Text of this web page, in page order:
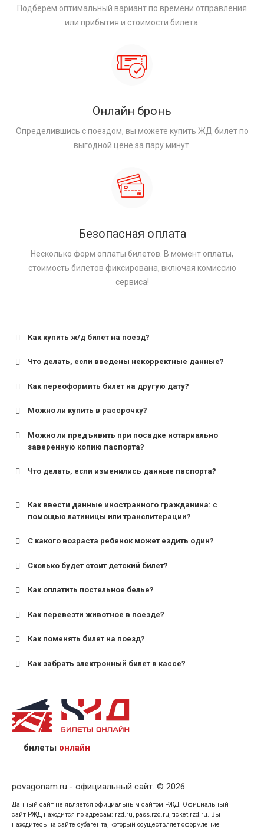
Подберём оптимальный вариант по времени отправления
или прибытия и стоимости билета.
Онлайн бронь
Определившись с поездом, вы можете купить ЖД билет по
выгодной цене за пару минут.
Безопасная оплата
Несколько форм оплаты билетов. В момент оплаты,
стоимость билетов фиксирована, включая комиссию
сервиса!
Как купить ж/д билет на поезд?
Что делать, если введены некорректные данные?
Как переоформить билет на другую дату?
Можно ли купить в рассрочку?
Можно ли предъявить при посадке нотариально
заверенную копию паспорта?
Что делать, если изменились данные паспорта?
Как ввести данные иностранного гражданина: с
помощью латиницы или транслитерации?
С какого возраста ребенок может ездить один?
для поездов дальнего следования — от 10 лет и
для пригородных поездов — от 7 лет.
Сколько будет стоит детский билет?
Как оплатить постельное белье?
Как перевезти животное в поезде?
Как поменять билет на поезд?
Как забрать электронный билет в кассе?
назвав кассиру 14-значный номер заказа;
предъявив удостоверение личности пассажира, на
кого оформлен билет.
билеты онлайн
povagonam.ru - официальный сайт. © 2026
Данный сайт не является официальным сайтом РЖД. Официальный
сайт РЖД находится по адресам: rzd.ru, pass.rzd.ru, ticket.rzd.ru. Вы
находитесь на сайте субагента, который осуществляет оформление